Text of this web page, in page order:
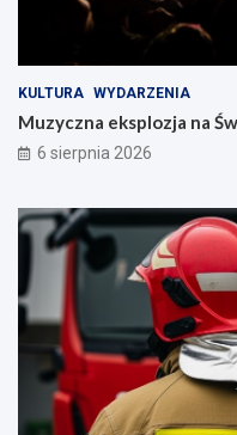
KULTURA WYDARZENIA
Muzyczna eksplozja na
6 sierpnia 2026